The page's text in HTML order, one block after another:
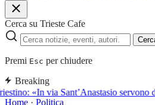
Cerca su Trieste Cafe
Premi Esc per chiudere
Breaking
«In via Sant’Anastasio servono
Home · Politica